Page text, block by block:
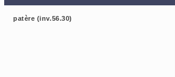
patère (inv.56.30)